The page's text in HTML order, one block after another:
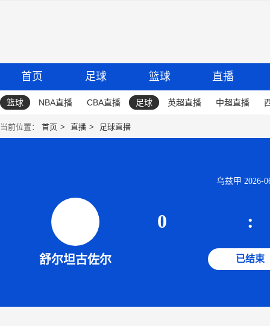
首页 足球 篮球 直播
篮球 NBA直播 CBA直播 足球 英超直播 中超直播
当前位置： 首页 直播 足球直播
乌兹甲 2026-
舒尔坦古佐尔
0 :
已结束